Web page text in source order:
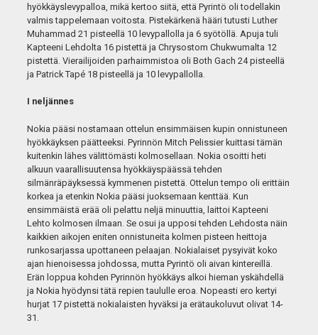
hyökkäyslevypalloa, mikä kertoo siitä, että Pyrintö oli todellakin
valmis tappelemaan voitosta. Pistekärkenä hääri tutusti Luther
Muhammad 21 pisteellä 10 levypallolla ja 6 syötöllä. Apuja tuli
Kapteeni Lehdolta 16 pistettä ja Chrysostom Chukwumalta 12
pistettä. Vierailijoiden parhaimmistoa oli Both Gach 24 pisteellä
ja Patrick Tapé 18 pisteellä ja 10 levypallolla.
I neljännes
Nokia pääsi nostamaan ottelun ensimmäisen kupin onnistuneen
hyökkäyksen päätteeksi. Pyrinnön Mitch Pelissier kuittasi tämän
kuitenkin lähes välittömästi kolmosellaan. Nokia osoitti heti
alkuun vaarallisuutensa hyökkäyspäässä tehden
silmänräpäyksessä kymmenen pistettä. Ottelun tempo oli erittäin
korkea ja etenkin Nokia pääsi juoksemaan kenttää. Kun
ensimmäistä erää oli pelattu neljä minuuttia, laittoi Kapteeni
Lehto kolmosen ilmaan. Se osui ja upposi tehden Lehdosta näin
kaikkien aikojen eniten onnistuneita kolmen pisteen heittoja
runkosarjassa upottaneen pelaajan. Nokialaiset pysyivät koko
ajan hienoisessa johdossa, mutta Pyrintö oli aivan kintereillä.
Erän loppua kohden Pyrinnön hyökkäys alkoi hieman yskähdellä
ja Nokia hyödynsi tätä repien taululle eroa. Nopeasti ero kertyi
hurjat 17 pistettä nokialaisten hyväksi ja erätaukoluvut olivat 14-
31.